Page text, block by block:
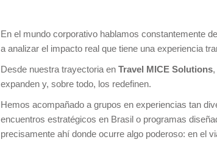
En el mundo corporativo hablamos constantemente
a analizar el impacto real que tiene una experiencia
Desde nuestra trayectoria en Travel MICE Solutions
expanden y, sobre todo, los redefinen.
Hemos acompañado a grupos en experiencias tan
encuentros estratégicos en Brasil o programas
precisamente ahí donde ocurre algo poderoso: en el